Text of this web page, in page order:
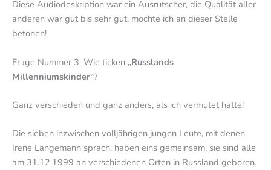
Diese Audiodeskription war ein Ausrutscher, die Qualität aller
anderen war gut bis sehr gut, möchte ich an dieser Stelle
betonen!
Frage Nummer 3: Wie ticken „Russlands
Millenniumskinder“?
Ganz verschieden und ganz anders, als ich vermutet hätte!
Die sieben inzwischen volljährigen jungen Leute, mit denen
Irene Langemann sprach, haben eins gemeinsam, sie sind alle
am 31.12.1999 an verschiedenen Orten in Russland geboren.